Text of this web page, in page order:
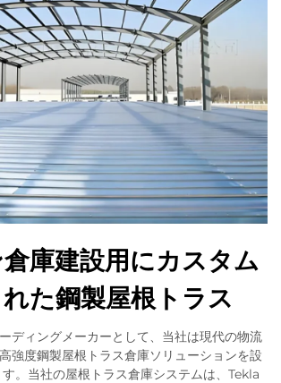
庫建設用にカスタム
た鋼製屋根トラス
ディングメーカーとして、当社は現代の物流
強度鋼製屋根トラス倉庫ソリューションを設
。当社の屋根トラス倉庫システムは、Tekla